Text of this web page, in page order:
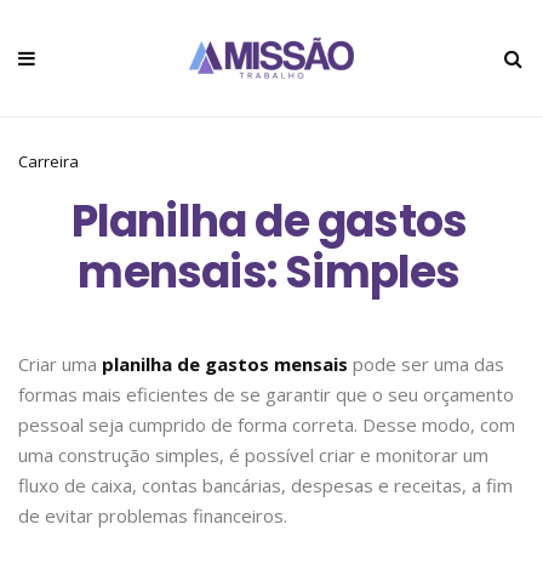
Carreira
Planilha de gastos
mensais: Simples
Criar uma planilha de gastos mensais pode ser uma das
formas mais eficientes de se garantir que o seu orçamento
pessoal seja cumprido de forma correta. Desse modo, com
uma construção simples, é possível criar e monitorar um
fluxo de caixa, contas bancárias, despesas e receitas, a fim
de evitar problemas financeiros.